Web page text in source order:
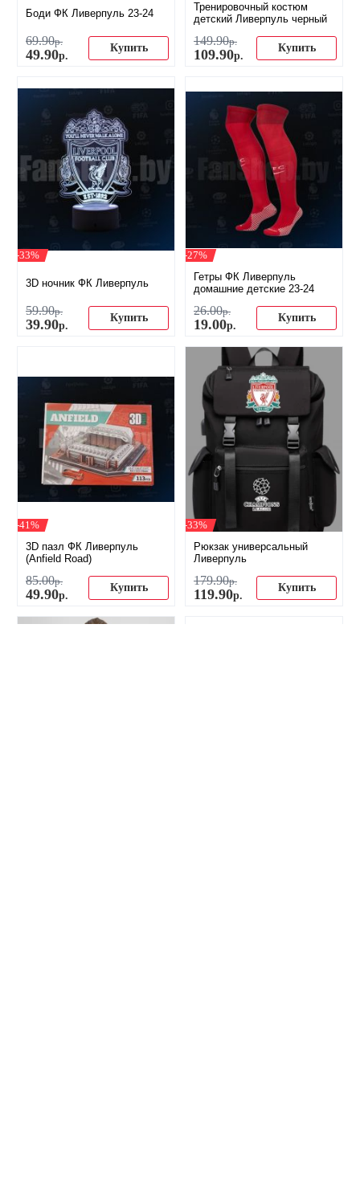
Боди ФК Ливерпуль 23-24
69.90р.
49.90р.
Купить
Тренировочный костюм
детский Ливерпуль черный
149.90р.
109.90р.
Купить
-33%
3D ночник ФК Ливерпуль
59.90р.
39.90р.
Купить
-27%
Гетры ФК Ливерпуль
домашние детские 23-24
26.00р.
19.00р.
Купить
-41%
3D пазл ФК Ливерпуль
(Anfield Road)
85.00р.
49.90р.
Купить
-33%
Рюкзак универсальный
Ливерпуль
179.90р.
119.90р.
Купить